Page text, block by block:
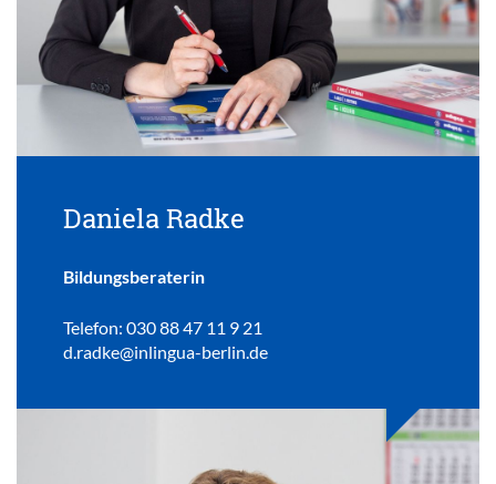
Daniela Radke
Bildungsberaterin
Telefon: 030 88 47 11 9 21
d.radke@inlingua-berlin.de